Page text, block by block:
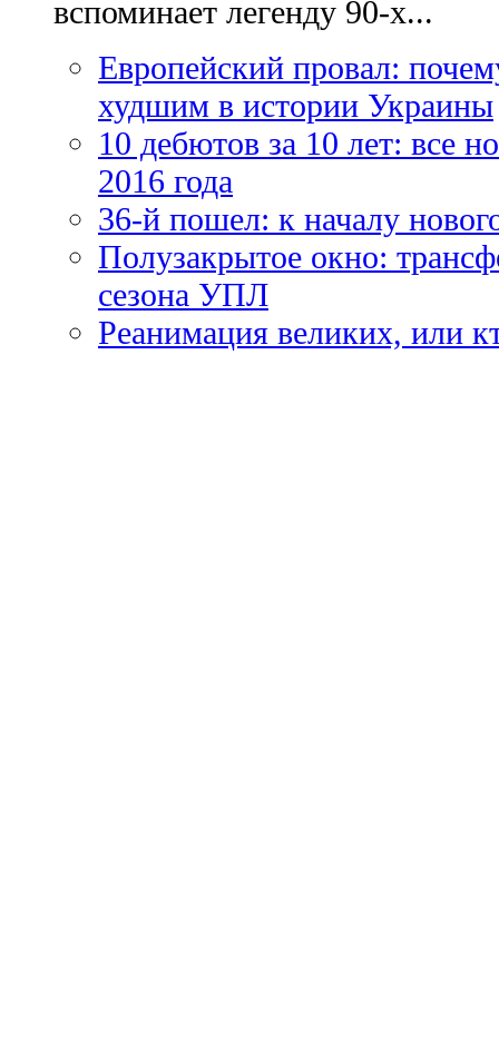
вспоминает легенду 90-х...
Европейский провал:
худшим в истории Украины
10 дебютов за 10 лет: все
2016 года
36-й пошел: к началу
Полузакрытое окно:
сезона УПЛ
Реанимация великих, или